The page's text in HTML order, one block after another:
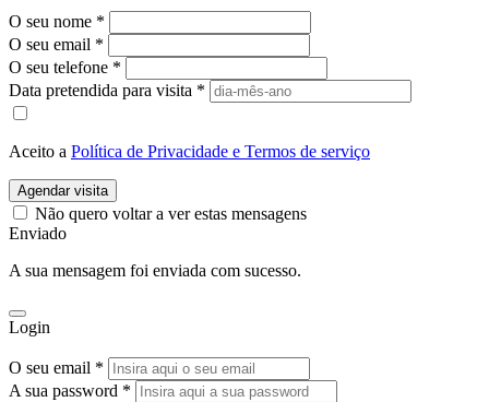
O seu nome *
O seu email *
O seu telefone *
Data pretendida para visita *
Aceito a Política de Privacidade e Termos de serviço
Agendar visita
Não quero voltar a ver estas mensagens
Enviado
A sua mensagem foi enviada com sucesso.
Login
O seu email *
A sua password *